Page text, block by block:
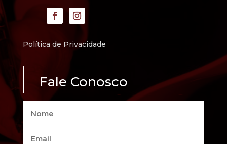
Política de Privacidade
Fale Conosco